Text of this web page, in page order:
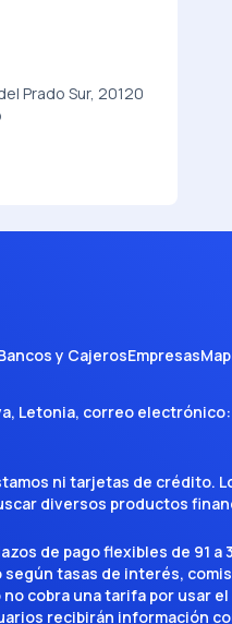
Prado Sur, 20120
y CajerosEmpresas
Letonia, correo electrónico:
ni tarjetas de crédito.
diversos productos
de pago flexibles de 91 a
tasas de interés,
cobra una tarifa por usar
recibirán información